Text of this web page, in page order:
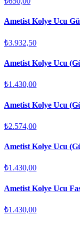
Ametist Kolye Ucu
₺3.932,50
Ametist Kolye Ucu
₺1.430,00
Ametist Kolye Ucu
₺2.574,00
Ametist Kolye Ucu
₺1.430,00
Ametist Kolye Ucu
₺1.430,00